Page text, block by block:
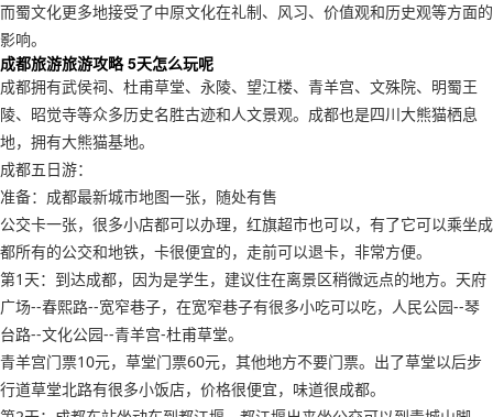
而蜀文化更多地接受了中原文化在礼制、风习、价值观和历史观等方面的
影响。
成都旅游旅游攻略 5天怎么玩呢
成都拥有武侯祠、杜甫草堂、永陵、望江楼、青羊宫、文殊院、明蜀王
陵、昭觉寺等众多历史名胜古迹和人文景观。成都也是四川大熊猫栖息
地，拥有大熊猫基地。
成都五日游：
准备：成都最新城市地图一张，随处有售
公交卡一张，很多小店都可以办理，红旗超市也可以，有了它可以乘坐成
都所有的公交和地铁，卡很便宜的，走前可以退卡，非常方便。
第1天：到达成都，因为是学生，建议住在离景区稍微远点的地方。天府
广场--春熙路--宽窄巷子，在宽窄巷子有很多小吃可以吃，人民公园--琴
台路--文化公园--青羊宫-杜甫草堂。
青羊宫门票10元，草堂门票60元，其他地方不要门票。出了草堂以后步
行道草堂北路有很多小饭店，价格很便宜，味道很成都。